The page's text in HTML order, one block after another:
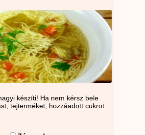
készíti! Ha nem kérsz bele
tejterméket, hozzáadott cukrot